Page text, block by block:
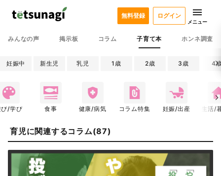
みんなの声 掲示板 コラム 子育て本 ホンネ調査
無料登録 ログイン
メニュー
妊娠中 新生児 乳児 1歳 2歳 3歳 4
び/学び 食事 健康/病気 コラム特集 妊娠/出産 生活/
育児に関連するコラム(87)